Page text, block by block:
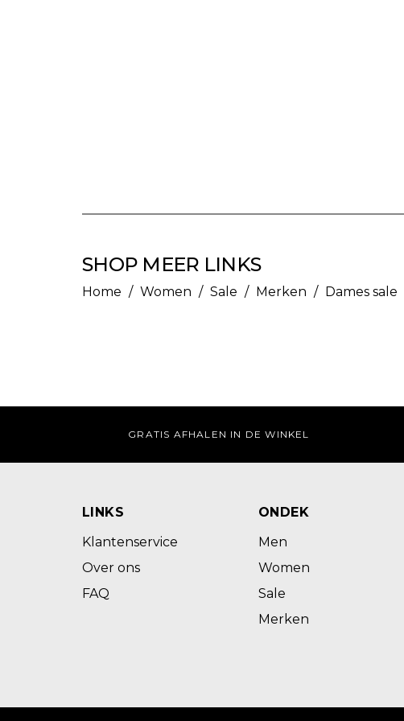
SHOP MEER LINKS
Home / Women / Sale / Merken / Dames sale
GRATIS AFHALEN IN DE WINKEL
LINKS
Klantenservice
Over ons
FAQ
ONDEK
Men
Women
Sale
Merken